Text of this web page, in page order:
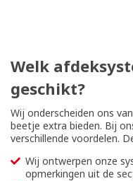
Welk
geschikt?
Wij onderscheiden ons
beetje extra bieden. Bij
verschillende voordelen.
Wij ontwerpen onze
opmerkingen uit de